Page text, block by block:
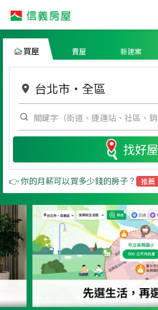
買屋 賣屋 新建案
台北市 ・ 全區
找好屋
👉 你的月薪可以買多少錢的房子？ 推薦